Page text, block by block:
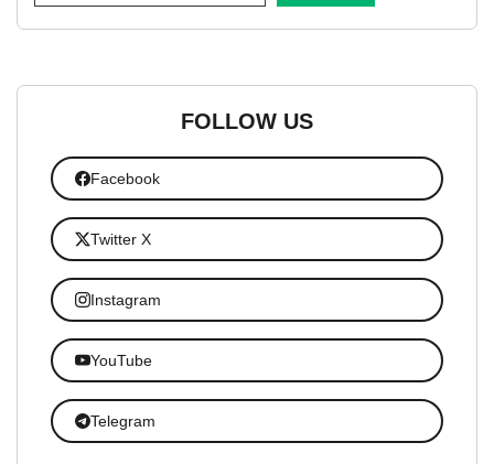
FOLLOW US
Facebook
Twitter X
Instagram
YouTube
Telegram